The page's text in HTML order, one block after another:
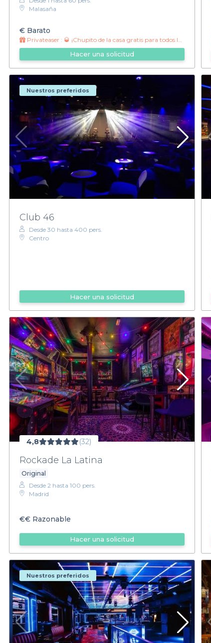
Malasaña
€ Barato
Privateaser : 🥃 ¡Chupito de la casa gratis para todos los grupos! 🎉
Hacer una solicitud
Nuestros preferidos
Club 46
Desde 30 hasta 400 pers.
Centro
Hacer una solicitud
4,8 (32)
Rockade La Latina
Original
Desde 2 hasta 100 pers.
Madrid
€€ Razonable
Hacer una solicitud
Nuestros preferidos